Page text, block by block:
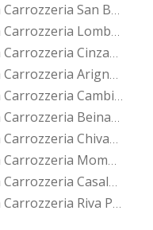
Costi Nanotecnologia Carrozzeria San Benigno Canavese
Costi Nanotecnologia Carrozzeria Lombardore
Costi Nanotecnologia Carrozzeria Cinzano
Costi Nanotecnologia Carrozzeria Arignano
Costi Nanotecnologia Carrozzeria Cambiano
Costi Nanotecnologia Carrozzeria Beinasco
Costi Nanotecnologia Carrozzeria Chivasso
Costi Nanotecnologia Carrozzeria Mombello Di Torino
Costi Nanotecnologia Carrozzeria Casalborgone
Costi Nanotecnologia Carrozzeria Riva Presso Chieri